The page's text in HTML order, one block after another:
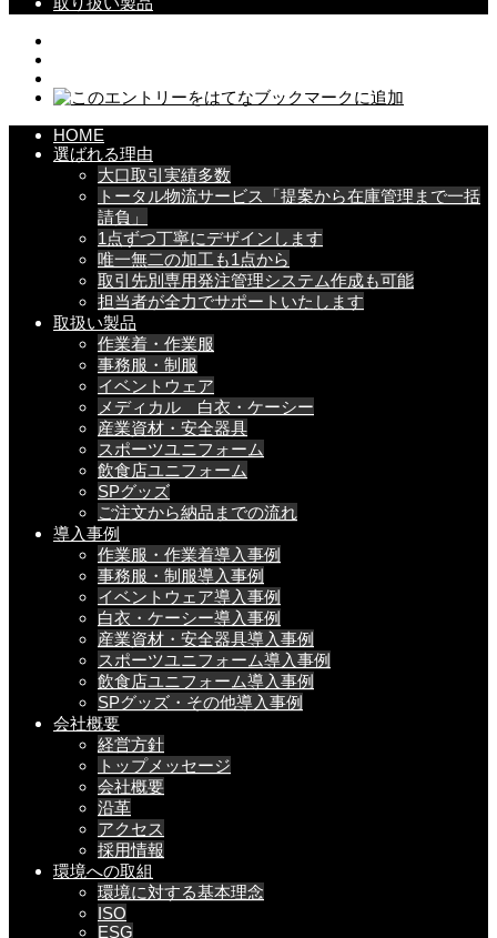
HOME
選ばれる理由
大口取引実績多数
トータル物流サービス「提案から在庫管理まで一括
請負」
1点ずつ丁寧にデザインします
唯一無二の加工も1点から
取引先別専用発注管理システム作成も可能
担当者が全力でサポートいたします
取扱い製品
作業着・作業服
事務服・制服
イベントウェア
メディカル 白衣・ケーシー
産業資材・安全器具
スポーツユニフォーム
飲食店ユニフォーム
SPグッズ
ご注文から納品までの流れ
導入事例
作業服・作業着導入事例
事務服・制服導入事例
イベントウェア導入事例
白衣・ケーシー導入事例
産業資材・安全器具導入事例
スポーツユニフォーム導入事例
飲食店ユニフォーム導入事例
SPグッズ・その他導入事例
会社概要
経営方針
トップメッセージ
会社概要
沿革
アクセス
採用情報
環境への取組
環境に対する基本理念
ISO
ESG